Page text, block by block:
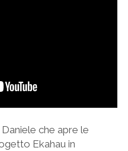
che apre le
Ekahau in